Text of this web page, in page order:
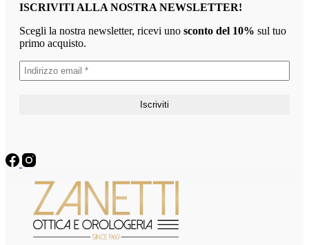
ISCRIVITI ALLA NOSTRA NEWSLETTER!
Scegli la nostra newsletter, ricevi uno sconto del 10% sul tuo
primo acquisto.